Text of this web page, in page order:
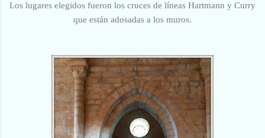
Los lugares elegidos fueron los cruces de líneas Hartmann y Curry
que están adosadas a los muros.